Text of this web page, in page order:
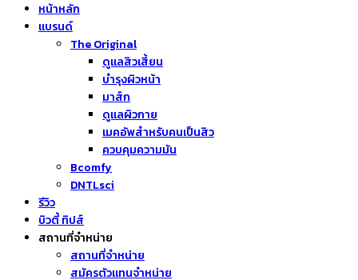
หน้าหลัก
แบรนด์
The Original
ดูแลสิวเสี้ยน
บำรุงผิวหน้า
มาส์ก
ดูแลผิวกาย
เมคอัพสำหรับคนเป็นสิว
ควบคุมความมัน
Bcomfy
DNTLsci
รีวิว
บิวตี้ ทิปส์
สถานที่จำหน่าย
สถานที่จำหน่าย
สมัครตัวแทนจำหน่าย